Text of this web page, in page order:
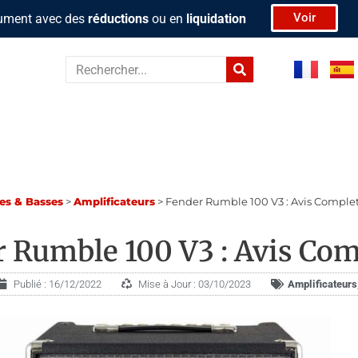
avec desréductions ou en liquidation Voir
Rechercher
& Basses >Amplificateurs > Fender Rumble 100 V3 : Avis
Rumble 100 V3 : Avis
Publié : 16/12/2022 Mise à Jour : 03/10/2023 Amplificateurs